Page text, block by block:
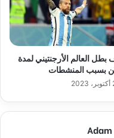
بطل العالم الأرجنتيني لمدة
بسبب المنشطات